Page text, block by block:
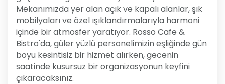
Mekanımızda yer alan açık ve kapalı alanlar, şık
mobilyaları ve özel ışıklandırmalarıyla harmoni
içinde bir atmosfer yaratıyor. Rosso Cafe &
Bistro'da, güler yüzlü personelimizin eşliğinde gün
boyu kesintisiz bir hizmet alırken, gecenin
saatinde kusursuz bir organizasyonun keyfini
çıkaracaksınız.